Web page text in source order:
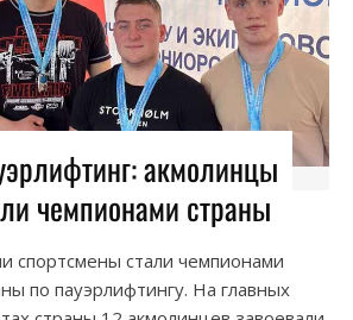
акмолинцы
чемпионами страны
спортсмены стали чемпионами
по пауэрлифтингу. На главных